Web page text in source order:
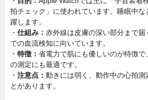
拍チェック」に使われています。睡眠中
躍します。
・ 仕組み： 赤外線は皮膚の深い部分まで
での血流検知に向いています。
・ 特徴： 省電力で肌にも優しいのが特徴
の測定にも最適です。
・ 注意点： 動きには弱く、動作中の心拍測
とがあります。